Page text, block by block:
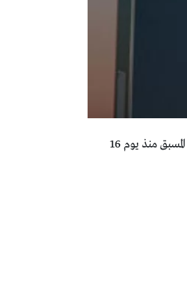
12 برو iphone 12 pro، يوم 23 أكتوبر 2020، وعرضته للحجز المسبق منذ يوم 16